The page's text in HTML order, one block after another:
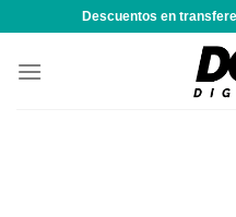
contenido
Descuentos en